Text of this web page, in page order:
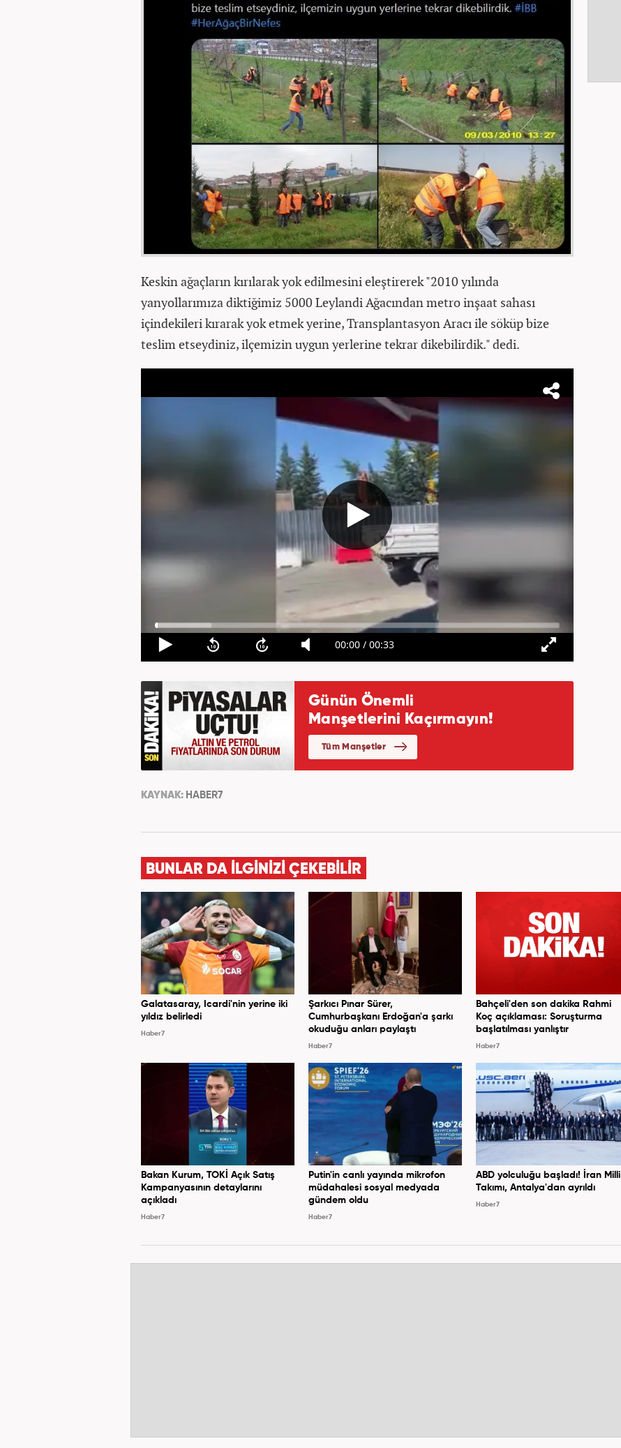
Keskin ağaçların kırılarak yok edilmesini eleştirerek "2010 yılında
yanyollarımıza diktiğimiz 5000 Leylandi Ağacından metro inşaat sahası
içindekileri kırarak yok etmek yerine, Transplantasyon Aracı ile söküp bize
teslim etseydiniz, ilçemizin uygun yerlerine tekrar dikebilirdik." dedi.
KAYNAK: HABER7
BUNLAR DA İLGİNİZİ ÇEKEBİLİR
Galatasaray, Icardi'nin yerine iki
yıldız belirledi
Haber7
Şarkıcı Pınar Sürer,
Cumhurbaşkanı Erdoğan'a şarkı
okuduğu anları paylaştı
Haber7
Bahçeli'den son dakika Rahmi
Koç açıklaması: Soruşturma
başlatılması yanlıştır
Haber7
Bakan Kurum, TOKİ Açık Satış
Kampanyasının detaylarını
açıkladı
Haber7
Putin'in canlı yayında mikrofon
müdahalesi sosyal medyada
gündem oldu
Haber7
ABD yolculuğu başladı! İran Milli
Takımı, Antalya'dan ayrıldı
Haber7